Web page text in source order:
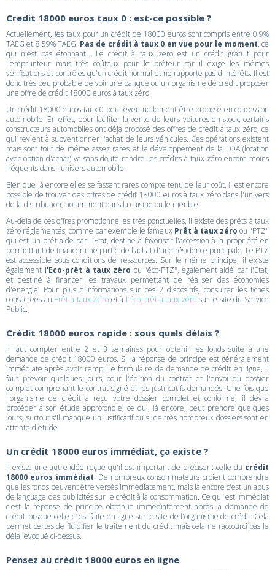
Credit 18000 euros taux 0 : est-ce possible ?
Actuellement, les taux pour un crédit de 18000 euros sont compris entre 0.9%
TAEG et 8.59% TAEG. Pas de crédit à taux 0 en vue pour le moment, ce
qui n'est pas étonnant... Le crédit à taux zéro est un crédit gratuit pour
l'emprunteur mais très coûteux pour le prêteur car il exige les mêmes
vérifications et contrôles qu'un crédit normal et ne rapporte pas d'intérêts. Il est
donc très peu probable de voir une banque ou un organisme de crédit proposer
une offre de crédit 18000 euros à taux zéro.
Un crédit 18000 euros taux 0 peut éventuellement être proposé en concession
automobile. En effet, pour faciliter la vente de leurs voitures en stock, certains
constructeurs automobiles ont déjà proposé des offres de crédit à taux zéro, ce
qui revient à subventionner l'achat de leurs véhicules. Ces opérations existent
mais sont tout de même assez rares et le développement de la LOA (location
avec option d'achat) va sans doute rendre les crédits à taux zéro encore moins
fréquents dans l'univers automobile.
Bien que là encore elles se fassent rares compte tenu de leur coût, il est encore
possible de trouver des offres de crédit 18000 euros à taux zéro dans l'univers
de la distribution, notamment dans la cuisine ou le meuble.
Au-delà de ces offres promotionnelles très ponctuelles, il existe des prêts à taux
zéro réglementés, comme par exemple le fameux Prêt à taux zéro ou "PTZ"
qui est un prêt aidé par l'Etat, destiné à favoriser l'accession à la propriété en
permettant de financer une partie de l'achat d'une résidence principale. Le PTZ
est accessible sous conditions de ressources. Sur le même principe, il existe
également l'Eco-prêt à taux zéro ou "éco-PTZ", également aidé par l'Etat,
et destiné à financer les travaux permettant de réaliser des économies
d'énergie. Pour plus d'informations sur ces 2 dispositifs, consulter les fiches
consacrées au Prêt à taux Zéro et à l'éco-prêt à taux zérosur le site du Service
Public.
Crédit 18000 euros rapide : sous quels délais ?
Il faut compter entre 2 et 3 semaines pour obtenir les fonds suite à une
demande de crédit 18000 euros. Si la réponse de principe est généralement
immédiate après avoir rempli le formulaire de demande de crédit en ligne, il
faut prévoir quelques jours pour l'édition du contrat et l'envoi du dossier
complet comprenant le contrat signé et les justificatifs demandés. Une fois que
l'organisme de crédit a reçu votre dossier complet et conforme, il devra
procéder à son étude approfondie, ce qui, là encore, peut prendre quelques
jours, surtout s'il manque un justificatif ou si de très nombreux dossiers sont en
attente d'étude.
Un crédit 18000 euros immédiat, ça existe ?
Il existe une autre idée reçue qu'il est important de préciser : celle du crédit
18000 euros immédiat. De nombreux consommateurs croient comprendre
que les fonds peuvent être versés immédiatement, mais là encore c'est un abus
de language des publicités sur le crédit à la consommation. Ce qui est immédiat
c'est la réponse de principe obtenue immédiatement après la demande de
crédit lorsque celle-ci est faite en ligne sur le site de l'organisme de crédit. Cela
permet certes de fluidifier le traitement du crédit mais cela ne raccourci pas le
délai évoqué ci-dessus.
Pensez au crédit 18000 euros en ligne